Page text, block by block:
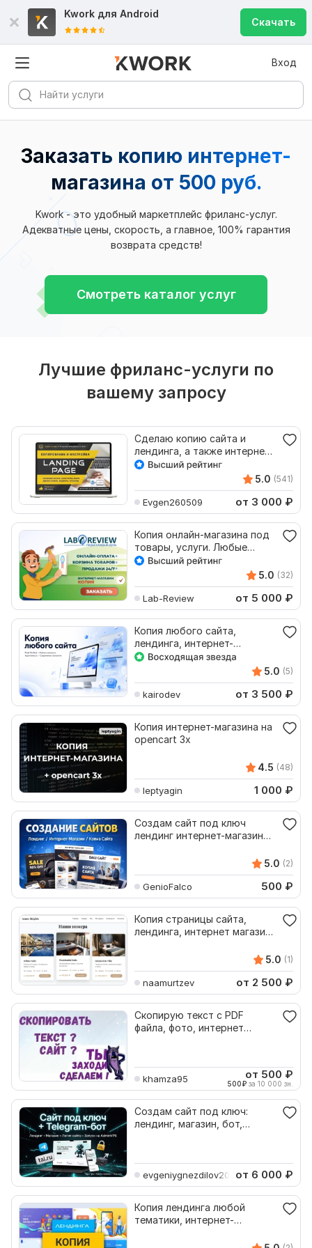
Kwork для Android
Скачать
Вход
Заказать копию интернет-
магазина от 500 руб.
Kwork - это удобный маркетплейс фриланс-услуг.
Адекватные цены, скорость, а главное, 100% гарантия
возврата средств!
Смотреть каталог услуг
Лучшие фриланс-услуги по
вашему запросу
Сделаю копию сайта и
лендинга, а также интернет
магазина
5.0 (541)
Evgen260509 от 3 000 ₽
Копия онлайн-магазина под
товары, услуги. Любые
категории, направления
5.0 (32)
Lab-Review от 5 000 ₽
Копия любого сайта,
лендинга, интернет-
магазина
5.0 (5)
kairodev от 3 500 ₽
Копия интернет-магазина на
opencart 3x
4.5 (48)
leptyagin 1 000 ₽
Создам сайт под ключ
лендинг интернет-магазин
5.0 (2)
GenioFalco 500 ₽
Копия страницы сайта,
лендинга, интернет магазина
5.0 (1)
naamurtzev от 2 500 ₽
Скопирую текст с PDF
файла, фото, интернет
khamza95 от 500 ₽
500₽ за 10 000 зн.
Создам сайт под ключ:
лендинг, магазин, бот,
evgeniygnezdilov200 от 6 000 ₽
Копия лендинга любой
тематики, интернет-